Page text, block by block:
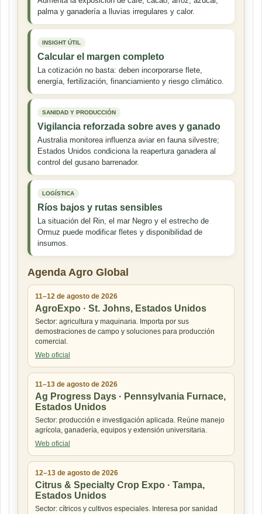
palma y ganadería a lluvias irregulares y calor.
INSIGHT ÚTIL
Calcular el margen completo
La cotización no basta: deben incorporarse flete,
energía, fertilización, financiamiento y riesgo climático.
SANIDAD Y PRODUCCIÓN
Vigilancia reforzada sobre aves y ganado
Australia monitorea influenza aviar en fauna silvestre;
Estados Unidos condiciona la reapertura ganadera al
control del gusano barrenador.
LOGÍSTICA
Ríos bajos y rutas sensibles
La situación del Rin, el mar Negro y el estrecho de
Ormuz puede modificar fletes y disponibilidad de
insumos.
Agenda Agro Global
11–12 de agosto de 2026
AgroExpo · St. Johns, Estados Unidos
Sector: agricultura y maquinaria. Importa por sus
demostraciones de campo y soluciones para producción
comercial.
Web oficial
11–13 de agosto de 2026
Ag Progress Days · Pennsylvania Furnace,
Estados Unidos
Sector: producción e investigación aplicada. Reúne manejo
agrícola, ganadería, equipos y extensión universitaria.
Web oficial
12–13 de agosto de 2026
Citrus & Specialty Crop Expo · Tampa,
Estados Unidos
Sector: cítricos y cultivos especiales. Interesa por sanidad